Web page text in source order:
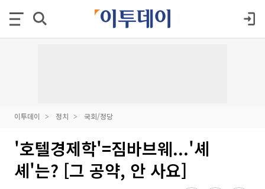
이투데이 정치 국회/정당
'호텔경제학'=짐바브웨...'셰
셰'는? [그 공약, 안 사요]